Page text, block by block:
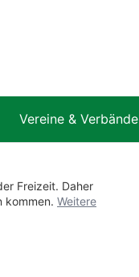
Vereine & Verbände
Freizeit. Daher
kommen. Weitere